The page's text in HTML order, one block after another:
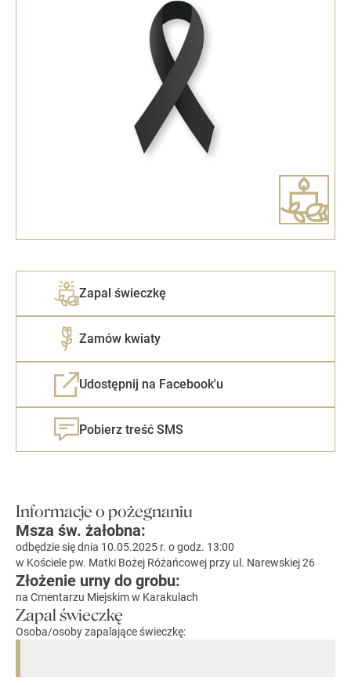
Zapal świeczkę
Zamów kwiaty
Udostępnij na Facebook'u
Pobierz treść SMS
Informacje o pożegnaniu
Msza św. żałobna:
odbędzie się dnia 10.05.2025 r. o godz. 13:00
w Kościele pw. Matki Bożej Różańcowej przy ul. Narewskiej 26
Złożenie urny do grobu:
na Cmentarzu Miejskim w Karakulach
Zapal świeczkę
Osoba/osoby zapalające świeczkę: